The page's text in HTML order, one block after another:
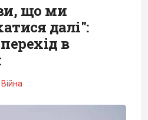
що ми
далі":
в
Війна